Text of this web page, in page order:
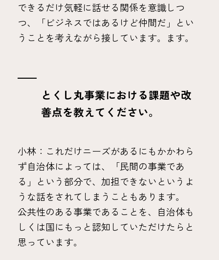
できるだけ気軽に話せる関係を意識しつ
つ、「ビジネスではあるけど仲間だ」とい
うことを考えながら接しています。ます。
とくし丸事業における課題や改
善点を教えてください。
小林：これだけニーズがあるにもかかわら
ず自治体によっては、「民間の事業であ
る」という部分で、加担できないというよ
うな話をされてしまうこともあります。
公共性のある事業であることを、自治体も
しくは国にもっと認知していただけたらと
思っています。